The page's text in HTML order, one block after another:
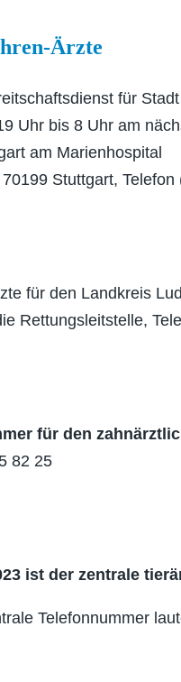
Ärzte
für
Uhr bis 8 Uhr am
am Marienhospital
Stuttgart, Telefon
für den Landkreis
Rettungsleitstelle,
für den
82 25
ist der zentrale
Telefonnummer